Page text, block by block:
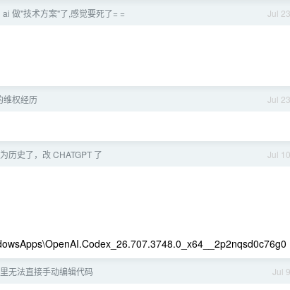
Jul 23
做"技术方案"了,感觉要死了= =
Jul 23
维权经历
Jul 10
历史了，改 CHATGPT 了
Jul 9
无法直接手动编辑代码